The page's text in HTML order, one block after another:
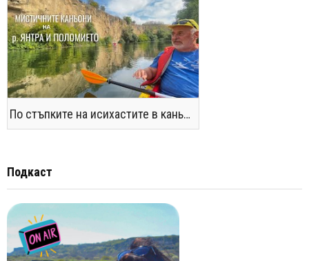
По стъпките на исихастите в каньоните на р. Янтра и Поломието
Подкаст